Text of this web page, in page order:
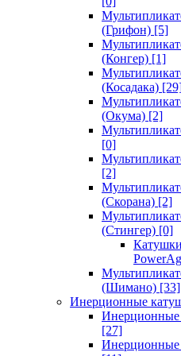
(Грифон) [5]
(Конгер) [1]
(Косадака)
(Окума) [2]
[0]
[2]
(Скорана) [2]
(Стингер) [0]
(Шимано) [33]
Инерционные
Инерционные
[27]
Инерционные